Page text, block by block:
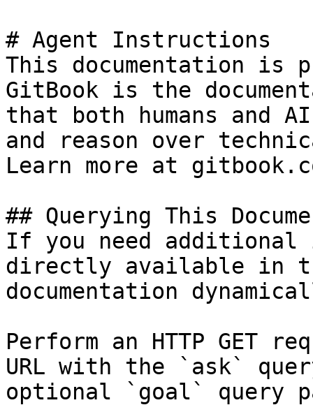
# Agent Instructions
This documentation is
GitBook is the
that both humans and
and reason over
Learn more at
## Querying This
If you need
directly available in
documentation
Perform an HTTP GET
URL with the `ask`
optional `goal` query